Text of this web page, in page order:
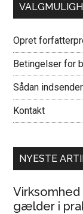
Opret
Betingelser for
Sådan
Kontakt
NYESTE
gælder i